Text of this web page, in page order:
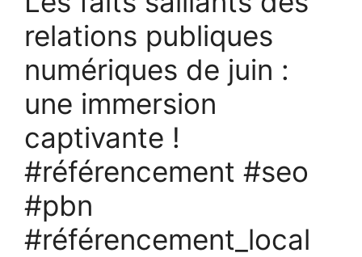
relations publiques
numériques de juin :
une immersion
captivante !
#référencement #seo
#pbn
#référencement_local